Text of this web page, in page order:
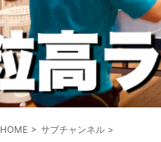
HOME > サブチャンネル >